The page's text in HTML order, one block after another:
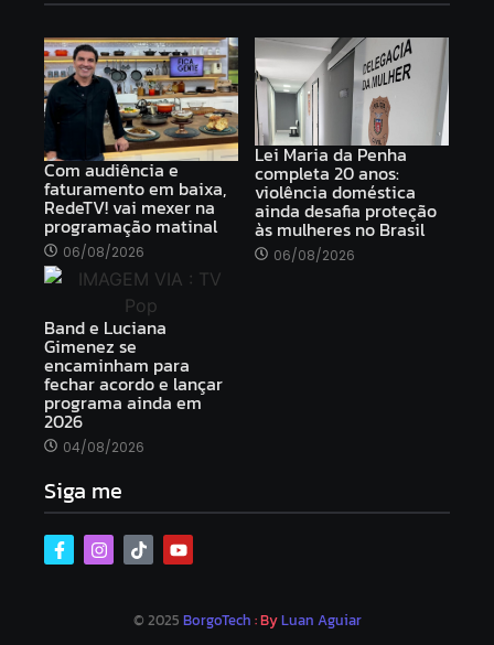
Com audiência e
faturamento em baixa,
RedeTV! vai mexer na
programação matinal
06/08/2026
Lei Maria da Penha
completa 20 anos:
violência doméstica
ainda desafia proteção
às mulheres no Brasil
06/08/2026
Band e Luciana
Gimenez se
encaminham para
fechar acordo e lançar
programa ainda em
2026
04/08/2026
Siga me
© 2025 BorgoTech : ByLuan Aguiar